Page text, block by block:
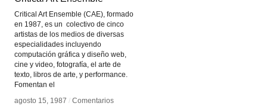
Critical Art Ensemble (CAE), formado
en 1987, es un colectivo de cinco
artistas de los medios de diversas
especialidades incluyendo
computación gráfica y diseño web,
cine y video, fotografía, el arte de
texto, libros de arte, y performance.
Fomentan el
agosto 15, 1987 / Comentarios
agosto 15, 1987 / Comentarios